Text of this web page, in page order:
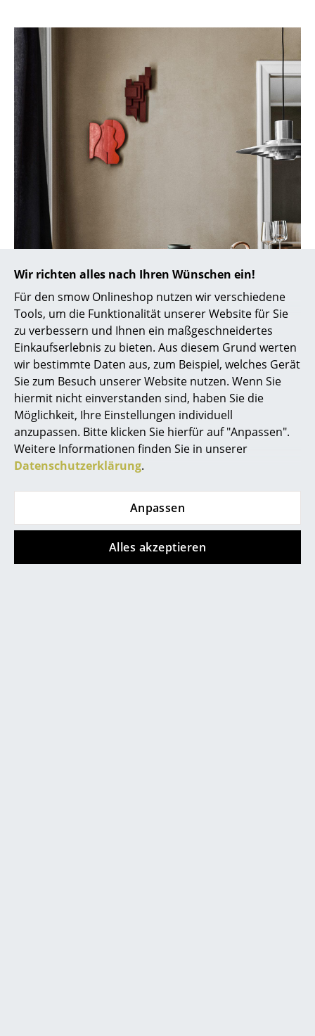
Wir richten alles nach Ihren Wünschen ein!
Für den smow Onlineshop nutzen wir verschiedene
Tools, um die Funktionalität unserer Website für Sie
zu verbessern und Ihnen ein maßgeschneidertes
Einkaufserlebnis zu bieten. Aus diesem Grund werten
wir bestimmte Daten aus, zum Beispiel, welches Gerät
Sie zum Besuch unserer Website nutzen. Wenn Sie
hiermit nicht einverstanden sind, haben Sie die
Möglichkeit, Ihre Einstellungen individuell
anzupassen. Bitte klicken Sie hierfür auf "Anpassen".
Weitere Informationen finden Sie in unserer
Datenschutzerklärung.
Anpassen
Alles akzeptieren
Wandleuchten
Outdoor-Leuchten
Akkuleuchten
... alle Leuchten
Betten
Doppelbetten
Einzelbetten
Stapelbetten
Kinderbetten
Nachttische & Bettzubehör
... alle Betten
Accessoires
Uhren
Spiegel
Figuren & Miniaturen
Aufbewahrungsboxen
Der Stuhl Betty der Designer Thau & Kallio passt
hervorragend in jegliche Umgebung